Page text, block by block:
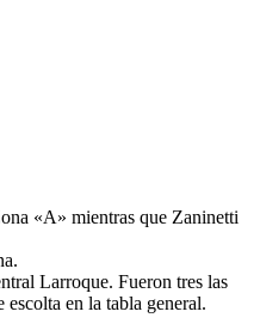
«A» mientras que Zaninetti
Larroque. Fueron tres las
en la tabla general.